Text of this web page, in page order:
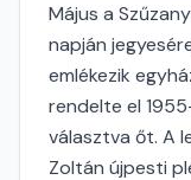
Május a
napján
emlékezik
rendelte el
választva őt. A
Zoltán újpesti